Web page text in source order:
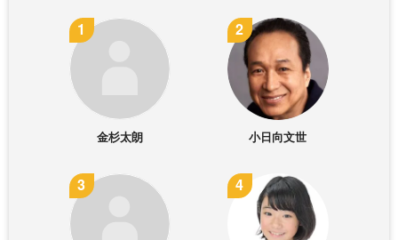
金杉太朗 小日向文世